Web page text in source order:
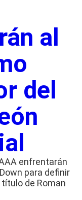
al
del
enfrentarán
para definir
de Roman